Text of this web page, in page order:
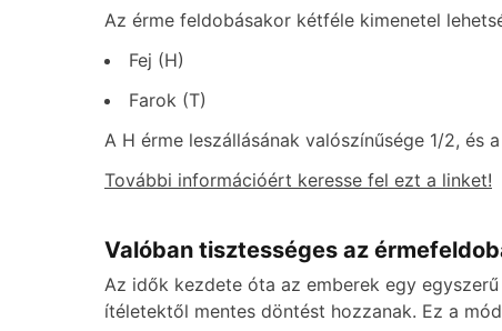
Az érme feldobásakor kétféle kimenetel
Fej (H)
Farok (T)
A H érme leszállásának valószínűsége 1/2, és
További információért keresse fel ezt a linket!
Valóban tisztességes az
Az idők kezdete óta az emberek egy
ítéletektől mentes döntést hozzanak. Ez a